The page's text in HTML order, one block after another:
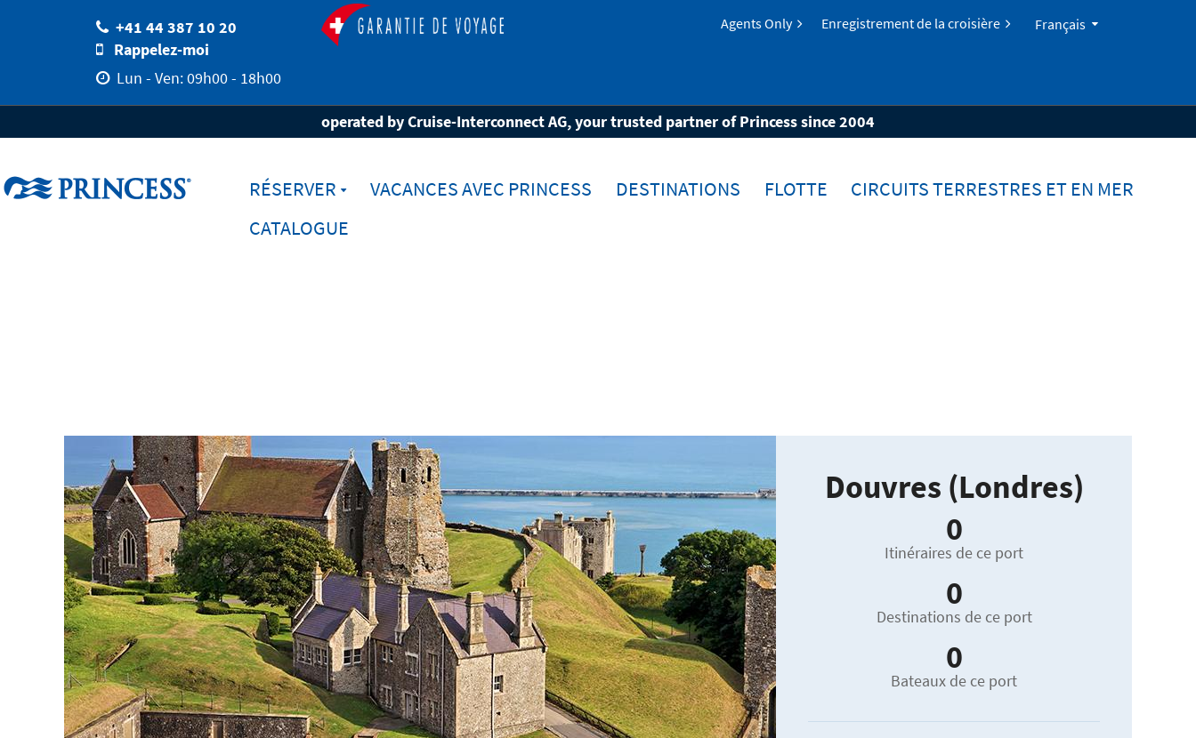
+41 44 387 10 20
Rappelez-moi
Lun - Ven: 09h00 - 18h00
Agents Only Enregistrement de la croisière Français
operated by Cruise-Interconnect AG, your trusted partner of Princess since 2004
RÉSERVER VACANCES AVEC PRINCESS DESTINATIONS FLOTTE
CIRCUITS TERRESTRES ET EN MER
CATALOGUE
Home Destinations Ports
Douvres (Londres)
0
Itinéraires de ce port
0
Destinations de ce port
0
Bateaux de ce port